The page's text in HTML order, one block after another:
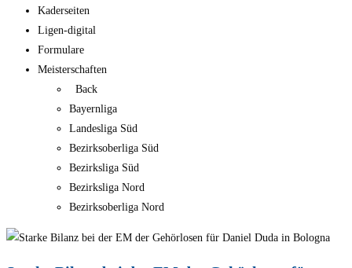
Kaderseiten
Ligen-digital
Formulare
Meisterschaften
Back
Bayernliga
Landesliga Süd
Bezirksoberliga Süd
Bezirksliga Süd
Bezirksliga Nord
Bezirksoberliga Nord